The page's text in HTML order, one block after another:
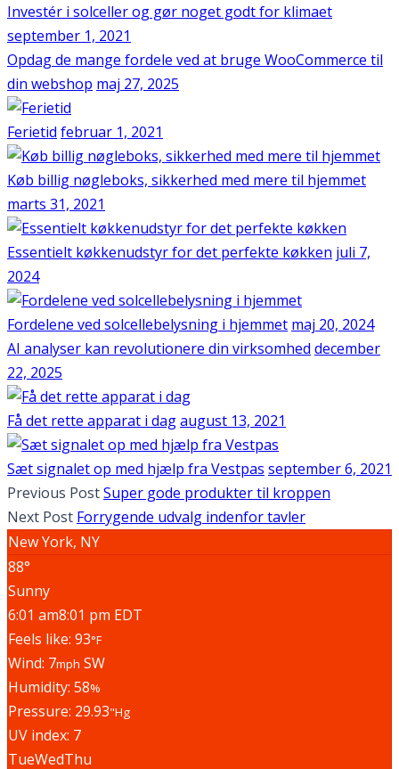
Investér i solceller og gør noget godt for klimaet
september 1, 2021
Opdag de mange fordele ved at bruge WooCommerce til
din webshop maj 27, 2025
Ferietid februar 1, 2021
Køb billig nøgleboks, sikkerhed med mere til hjemmet
marts 31, 2021
Essentielt køkkenudstyr for det perfekte køkken juli 7,
2024
Fordelene ved solcellebelysning i hjemmet maj 20, 2024
AI analyser kan revolutionere din virksomhed december
22, 2025
Få det rette apparat i dagaugust 13, 2021
Sæt signalet op med hjælp fra Vestpas september 6, 2021
Previous PostSuper gode produkter til kroppen
Next Post Forrygende udvalg indenfor tavler
New York, NY
88°
Sunny
6:01 am8:01 pm EDT
Feels like: 93°F
Wind: 7mph SW
Humidity: 58%
Pressure: 29.93"Hg
UV index: 7
TueWedThu